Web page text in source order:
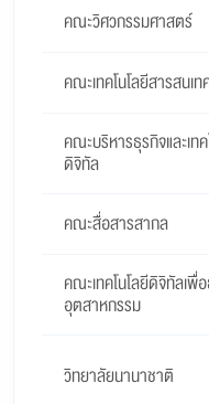
คณะวิศวกรรมศาสตร์
คณะเทคโนโลยีสารสนเท
คณะบริหารธุรกิจและเท
ดิจิทัล
คณะสื่อสารสากล
คณะเทคโนโลยีดิจิทัลเพื่
อุตสาหกรรม
วิทยาลัยนานาชาติ